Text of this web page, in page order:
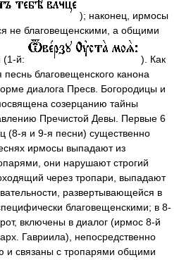
); наконец, ирмосы
не благовещенскими, а общими
(1-й:
). Как
благовещенского канона
диалога Пресв. Богородицы и
созерцанию тайны
Пречистой Девы. Первые 6
(8-я и 9-я песни) существенно
ирмосы выпадают из
они нарушают строгий
через тропари, выпадают
развертывающейся в
благовещенскими; в 8-
включены в диалог (ирмос 8-й
Гавриила), непосредственно
и связаны с тропарями общими